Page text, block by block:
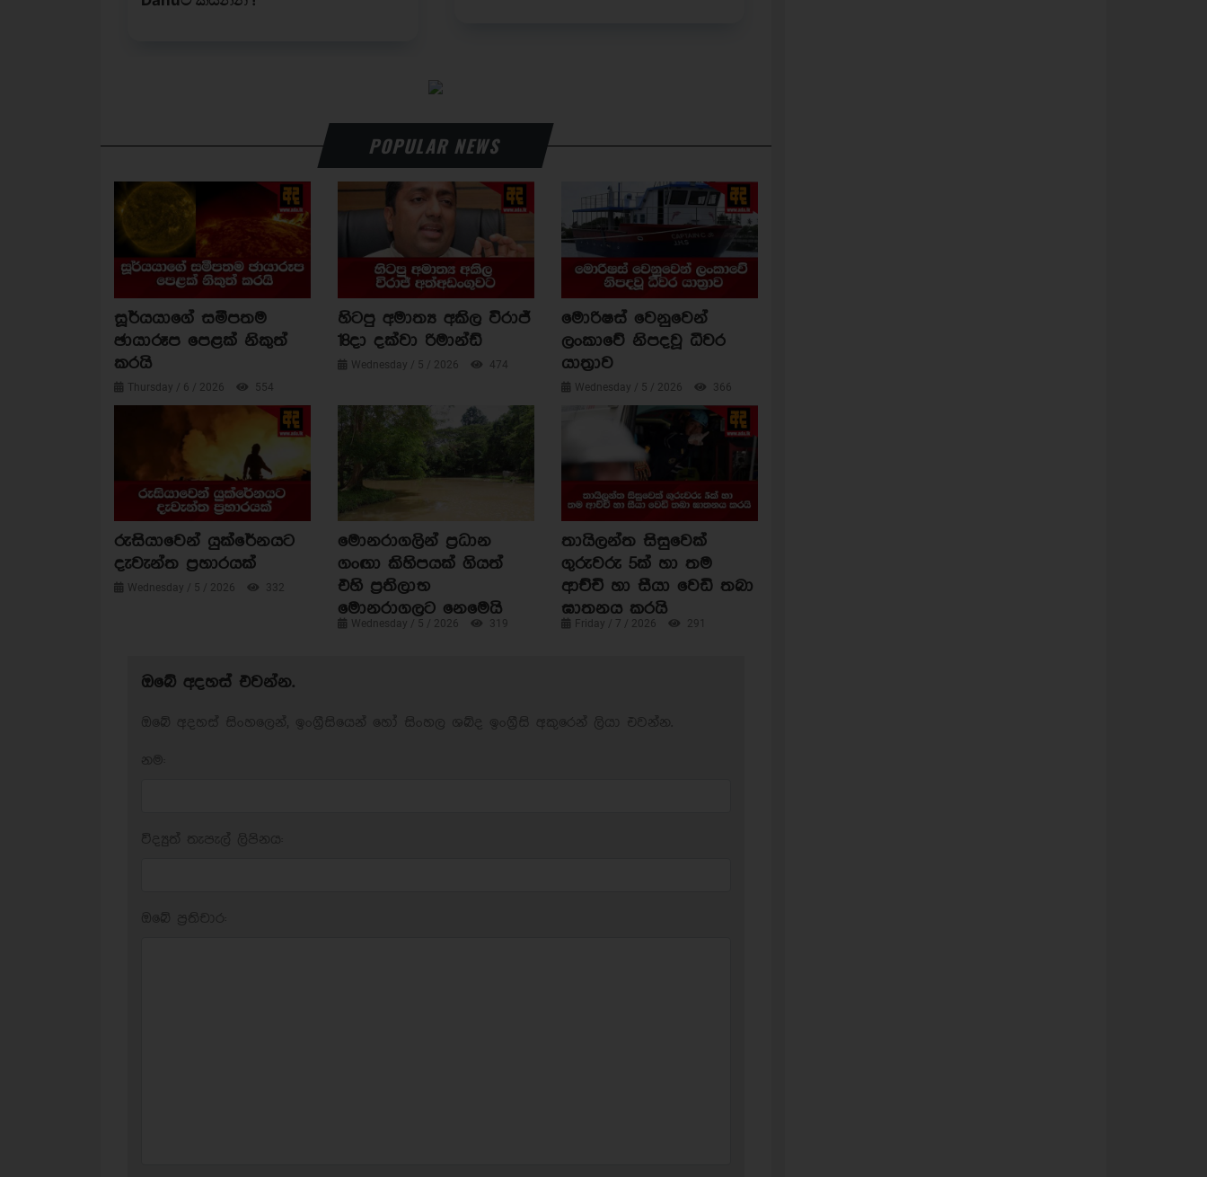
POPULAR NEWS
සූර්යයාගේ සමීපතම
ඡායාරූප පෙළක් නිකුත්
කරයි
Thursday / 6 / 2026 554
හිටපු අමාත්‍ය අකිල විරාජ්
18දා දක්වා රිමාන්ඩ්
Wednesday / 5 / 2026 474
මොරිෂස් වෙනුවෙන්
ලංකාවේ නිපදවූ ධීවර
යාත්‍රාව
Wednesday / 5 / 2026 366
රුසියාවෙන් යුක්රේනයට
දැවැන්ත ප්‍රහාරයක්
Wednesday / 5 / 2026 332
මොනරාගලින් ප්‍රධාන
ගංඟා කිහිපයක් ගියත්
එහි ප්‍රතිලාභ
මොනරාගලට නෙමෙයි
Wednesday / 5 / 2026 319
තායිලන්ත සිසුවෙක්
ගුරුවරු 5ක් හා තම
ආච්චි හා සීයා වෙඩි තබා
ඝාතනය කරයි
Friday / 7 / 2026 291
ඔබේ අදහස් එවන්න.